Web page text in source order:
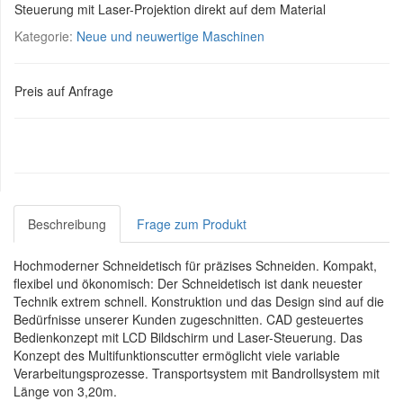
Steuerung mit Laser-Projektion direkt auf dem Material
Kategorie: Neue und neuwertige Maschinen
Preis auf Anfrage
Beschreibung Frage zum Produkt
Hochmoderner Schneidetisch für präzises Schneiden. Kompakt,
flexibel und ökonomisch: Der Schneidetisch ist dank neuester
Technik extrem schnell. Konstruktion und das Design sind auf die
Bedürfnisse unserer Kunden zugeschnitten. CAD gesteuertes
Bedienkonzept mit LCD Bildschirm und Laser-Steuerung. Das
Konzept des Multifunktionscutter ermöglicht viele variable
Verarbeitungsprozesse. Transportsystem mit Bandrollsystem mit
Länge von 3,20m.